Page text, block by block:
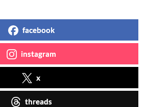
facebook
instagram
x
threads